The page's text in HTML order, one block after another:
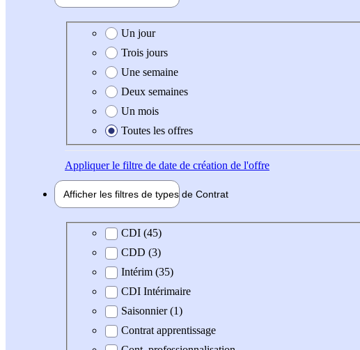
Date de création de l'offre
Un jour
Trois jours
Une semaine
Deux semaines
Un mois
Toutes les offres
Appliquerle filtre de date de création de l'offre
Afficher les filtres de types de Contrat
Type de contratCDI (45)
CDD (3)
Intérim (35)
CDI Intérimaire
Saisonnier (1)
Contrat apprentissage